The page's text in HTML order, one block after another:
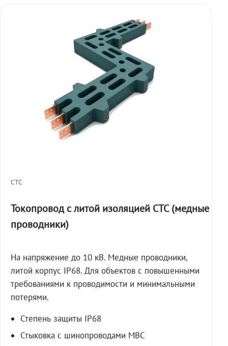
СТС
Токопровод с литой изоляцией СТС (медные
проводники)
На напряжение до 10 кВ. Медные проводники,
литой корпус IP68. Для объектов с повышенными
требованиями к проводимости и минимальными
потерями.
Степень защиты IP68
Стыковка с шинопроводами МВС